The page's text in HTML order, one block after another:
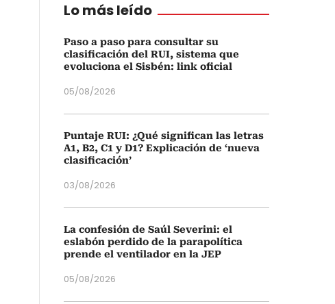
Lo más leído
Paso a paso para consultar su
clasificación del RUI, sistema que
evoluciona el Sisbén: link oficial
05/08/2026
Puntaje RUI: ¿Qué significan las letras
A1, B2, C1 y D1? Explicación de ‘nueva
clasificación’
03/08/2026
La confesión de Saúl Severini: el
eslabón perdido de la parapolítica
prende el ventilador en la JEP
05/08/2026